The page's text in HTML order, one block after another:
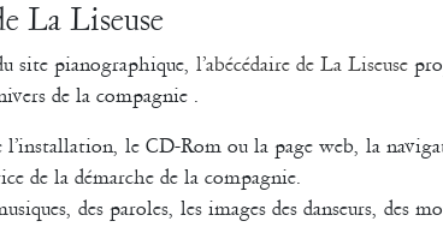
La Liseuse
site pianographique, l’abécédaire de La Liseuse
de la compagnie .
le CD-Rom ou la page web, la
de la démarche de la compagnie.
des paroles, les images des danseurs, des